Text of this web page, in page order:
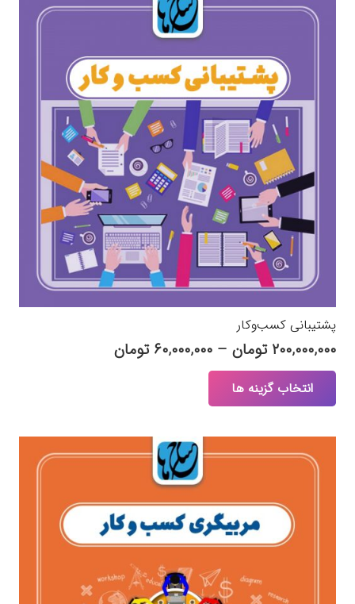
پشتیبانی کسب‌وکار
۲۰۰,۰۰۰,۰۰۰ تومان – ۶۰,۰۰۰,۰۰۰ تومانPrice
۲۰۰,۰۰۰,۰۰۰ تومان
انتخاب گزینه ها
انواع
مختلفی
می
باشد.
گزینه
ها
ممکن
است